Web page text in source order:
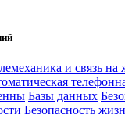
и связь
Базы данных
Безопасность